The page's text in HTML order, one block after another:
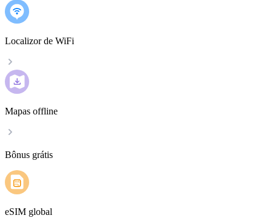
Localizor de WiFi
Mapas offline
Bônus grátis
eSIM global